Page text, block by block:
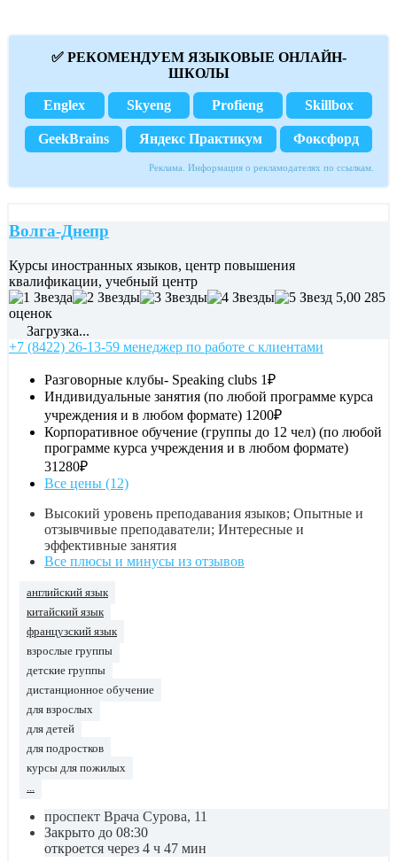
✅ РЕКОМЕНДУЕМ ЯЗЫКОВЫЕ ОНЛАЙН-
ШКОЛЫ
Englex Skyeng Profieng Skillbox
GeekBrains Яндекс Практикум Фоксфорд
Реклама. Информация о рекламодателях по ссылкам.
Волга-Днепр
Курсы иностранных языков, центр повышения
квалификации, учебный центр
5,00 285
оценок
Загрузка...
+7 (8422) 26-13-59 менеджер по работе с клиентами
Разговорные клубы- Speaking clubs 1₽
Индивидуальные занятия (по любой программе курса
учреждения и в любом формате) 1200₽
Корпоративное обучение (группы до 12 чел) (по любой
программе курса учреждения и в любом формате)
31280₽
Все цены (12)
Высокий уровень преподавания языков; Опытные и
отзывчивые преподаватели; Интересные и
эффективные занятия
Все плюсы и минусы из отзывов
английский язык
китайский язык
французский язык
взрослые группы
детские группы
дистанционное обучение
для взрослых
для детей
для подростков
курсы для пожилых
проспект Врача Сурова, 11
Закрыто до 08:30
откроется через 4 ч 47 мин